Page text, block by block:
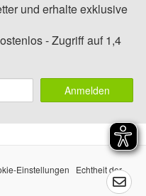
und erhalte exklusive
- Zugriff auf 1,4
Anmelden
Einstellungen
Echtheit der